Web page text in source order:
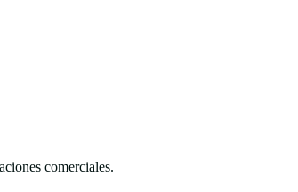
comerciales.